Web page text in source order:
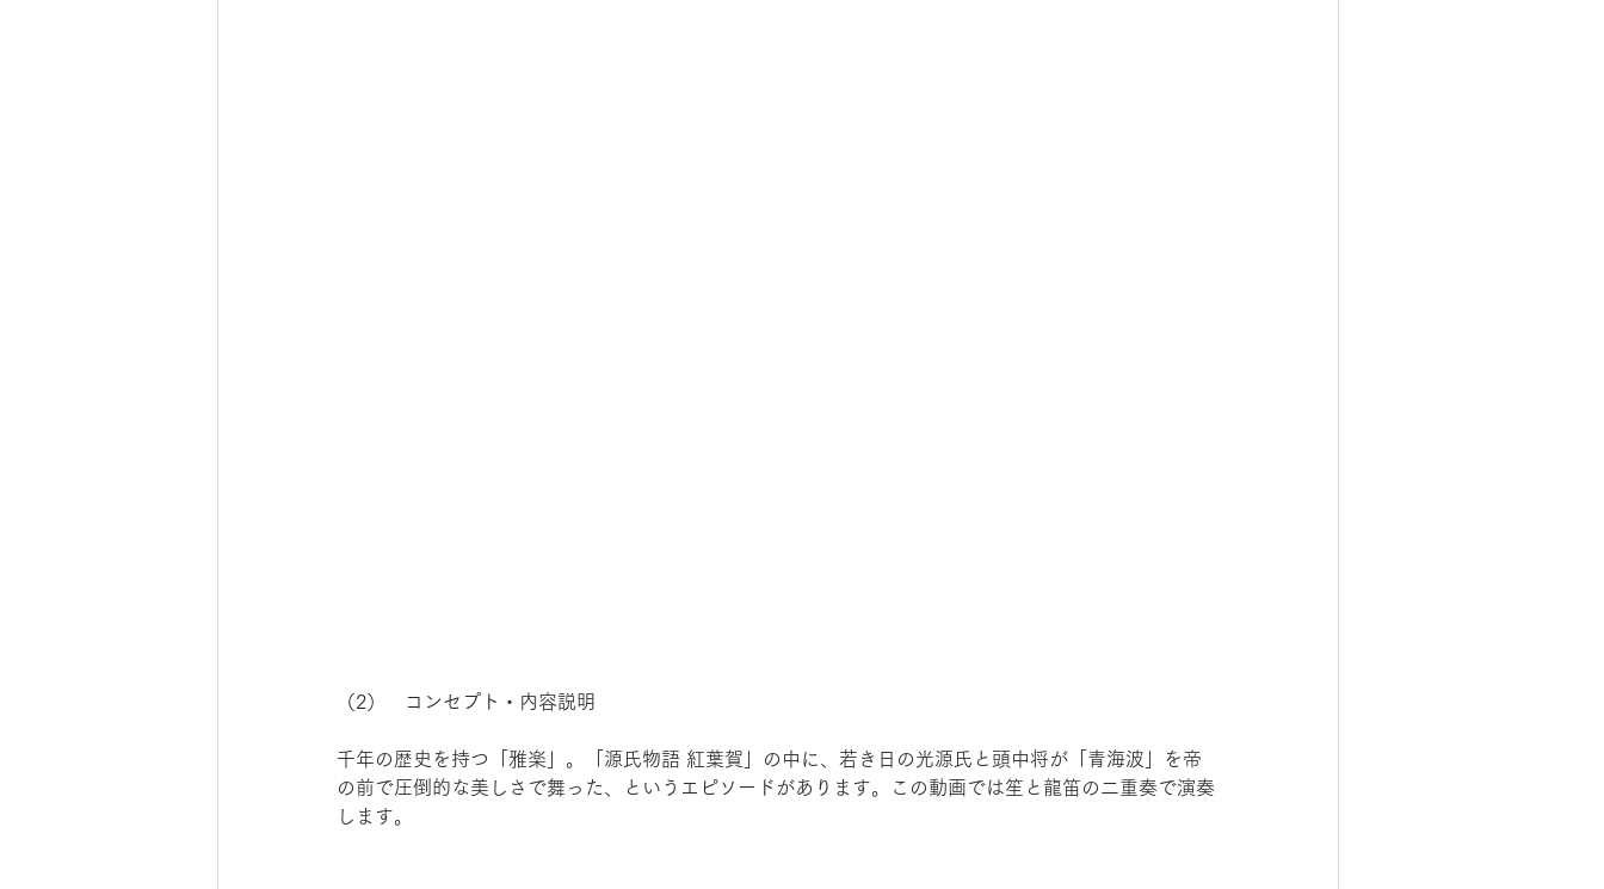
（2）　コンセプト・内容説明
千年の歴史を持つ「雅楽」。「源氏物語 紅葉賀」の中に、若き日の光源氏と頭中将が「青海波」を帝
の前で圧倒的な美しさで舞った、というエピソードがあります。この動画では笙と龍笛の二重奏で演奏
します。